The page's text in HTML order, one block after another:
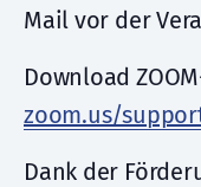
Mail vor der
Download
zoom.us/
Dank der